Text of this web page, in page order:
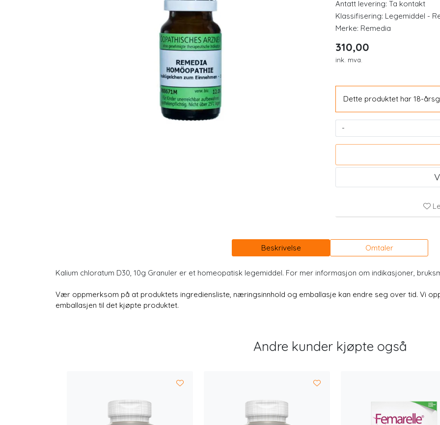
Psyllium Husk - Loppefrøskall
OmniVita B12 (tidl
Kjøp
Antatt levering: Ta kontakt
Klassifisering: Legemiddel -
Merke: Remedia
310,00
ink. mva.
Dette produktet har 18-
-
Beskrivelse Omtaler
Kalium chloratum D30, 10g Granuler er et homeopatisk legemiddel. For mer informasjon om indikasjoner,
Vær oppmerksom på at produktets ingrediensliste, næringsinnhold og emballasje kan endre seg over tid. Vi
emballasjen til det kjøpte produktet.
Andre kunder kjøpte også